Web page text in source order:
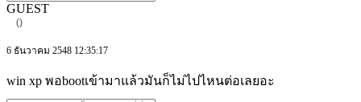
GUEST
0
6 ธันวาคม 2548 12:35:17
win xp พอbootเข้ามาแล้วมันก็ไม่ไปไหนต่อเลยอะ